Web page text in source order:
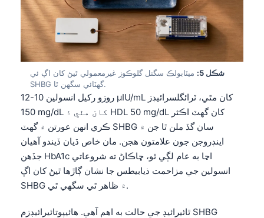
شڪل 5:
ميٽابولڪ سگنل گلوڪوز غيرمعمولي ٿيڻ کان اڳ ئي
SHBG گهٽائي سگهن ٿا.
روزو رکيل انسولين 10-12 µIU/mL کان مٿي، ٽرائگلسرائيڊز
150 mg/dL کان مٿي ۽ HDL 50 mg/dL کان گهٽ اڪثر
ڪري انهن عورتن ۾ گهٽ SHBG سان گڏ ملن ٿا جن ۾
اينڊروجن جون علامتون هجن. مان خاص ڌيان ڏيندو آهيان
جڏهن HbA1c اڃا به عام لڳي ٿو، ڇاڪاڻ ته شروعاتي
انسولين جي مزاحمت ذیابيطس جا نشان ڳاڙها ٿيڻ کان اڳ
SHBG ۾ ظاهر ٿي سگهي ٿي.
ٿائيرائيڊ جي حالت به اهم آهي. هائيپوتائيرائيڊزم SHBG